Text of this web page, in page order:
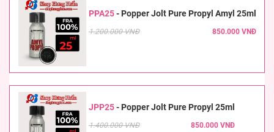
PPA25- Popper Jolt Pure Propyl Amyl 25ml
1.200.000 VNĐ 850.000 VNĐ
JPP25- Popper Jolt Pure Propyl 25ml
1.400.000 VNĐ 850.000 VNĐ